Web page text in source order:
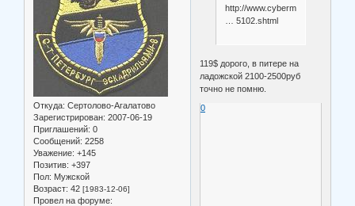
Откуда: Сертолово-Агалатово
Зарегистрирован: 2007-06-19
Приглашений: 0
Сообщений: 2258
Уважение: +145
Позитив: +397
Пол: Мужской
Возраст: 42 [1983-12-06]
Провел на форуме:
http://www.cybermodeler.com/
… 5102.shtml
119$ дорого, в питере на
ладожской 2100-2500руб
точно не помню.
0